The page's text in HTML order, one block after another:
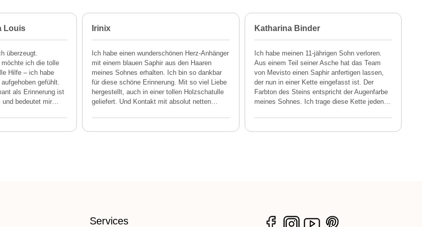
Louis
überzeugt.
ich die tolle
Hilfe – ich habe
gefühlt.
als Erinnerung ist
bedeutet mir…
Irinix
Ich habe einen wunderschönen Herz-Anhänger
mit einem blauen Saphir aus den Haaren
meines Sohnes erhalten. Ich bin so dankbar
für diese schöne Erinnerung. Mit so viel Liebe
hergestellt, auch in einer tollen Holzschatulle
geliefert. Und Kontakt mit absolut netten
Katharina Binder
Ich habe meinen 11-jährigen Sohn verloren.
Aus einem Teil seiner Asche hat das Team
von Mevisto einen Saphir anfertigen lassen,
der nun in einer Kette eingefasst ist. Der
Farbton des Steins entspricht der Augenfarbe
meines Sohnes. Ich trage diese Kette jeden…
Services